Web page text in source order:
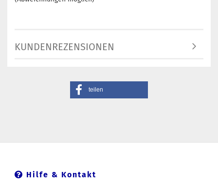
KUNDENREZENSIONEN
teilen
Hilfe & Kontakt